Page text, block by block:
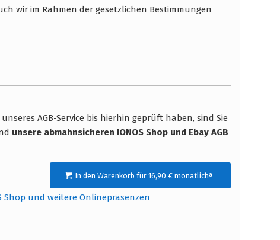
wir im Rahmen der gesetzlichen Bestimmungen
AGB-Service bis hierhin geprüft haben, sind Sie
unsere abmahnsicheren IONOS Shop und Ebay AGB
In den Warenkorb für 16,90 € monatlichª
Shop und weitere Onlinepräsenzen